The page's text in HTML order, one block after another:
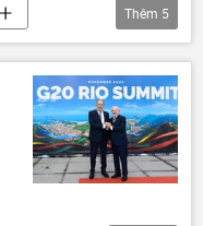
Thêm 5